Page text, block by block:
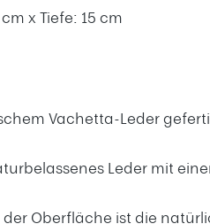
x Tiefe: 15 cm
Vachetta-Leder
Leder mit
Oberfläche ist die